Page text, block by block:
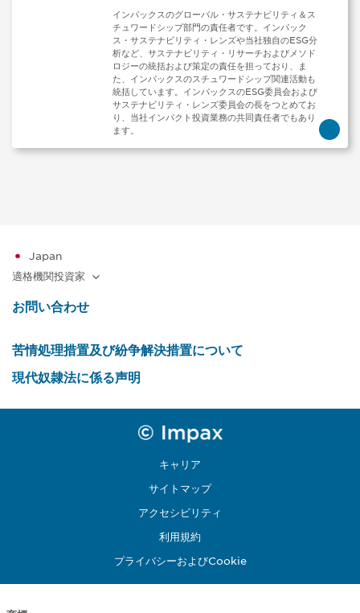
インパックスのグローバル・サステナビリティ＆ス
チュワードシップ部門の責任者です。インパック
ス・サステナビリティ・レンズや当社独自のESG分
析など、サステナビリティ・リサーチおよびメソド
ロジーの統括および策定の責任を担っており、ま
た、インパックスのスチュワードシップ関連活動も
統括しています。インパックスのESG委員会および
サステナビリティ・レンズ委員会の長をつとめてお
り、当社インパクト投資業務の共同責任者でもあり
ます。
Japan
適格機関投資家
お問い合わせ
苦情処理措置及び紛争解決措置について
現代奴隷法に係る声明
キャリア
サイトマップ
アクセシビリティ
利用規約
プライバシーおよびCookie